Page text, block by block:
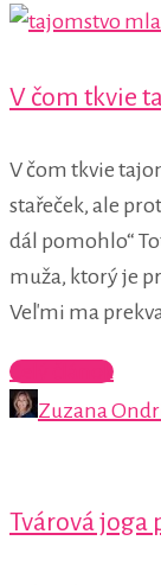
V čom tkvie
V čom tkvie
stařeček, ale
dál pomohlo“
muža, ktorý je
Veľmi ma
Celý článok
Zuzana
Tvárová joga